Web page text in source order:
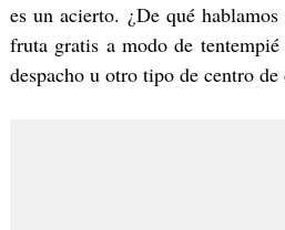
es un acierto. ¿De qué
fruta gratis a modo de
despacho u otro tipo de centro de